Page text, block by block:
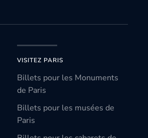
VISITEZ PARIS
Billets pour les Monuments
de Paris
Billets pour les musées de
Paris